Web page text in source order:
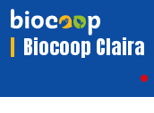
Biocoop Claira